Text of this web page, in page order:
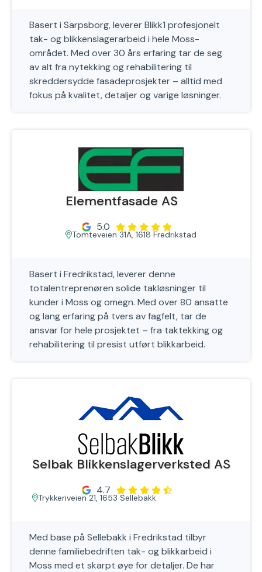
Basert i Sarpsborg, leverer Blikk1 profesjonelt
tak- og blikkenslagerarbeid i hele Moss-
området. Med over 30 års erfaring tar de seg
av alt fra nytekking og rehabilitering til
skreddersydde fasadeprosjekter – alltid med
fokus på kvalitet, detaljer og varige løsninger.
Elementfasade AS
5.0
Tomteveien 31A, 1618 Fredrikstad
Basert i Fredrikstad, leverer denne
totalentreprenøren solide takløsninger til
kunder i Moss og omegn. Med over 80 ansatte
og lang erfaring på tvers av fagfelt, tar de
ansvar for hele prosjektet – fra taktekking og
rehabilitering til presist utført blikkarbeid.
Selbak Blikkenslagerverksted AS
4.7
Trykkeriveien 21, 1653 Sellebakk
Med base på Sellebakk i Fredrikstad tilbyr
denne familiebedriften tak- og blikkarbeid i
Moss med et skarpt øye for detaljer. De har